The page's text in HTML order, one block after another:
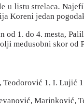
u listu strelaca.
Koreni jedan
1. do 4. mesta,
međusobni skor od
1, I. Lujić
Marinković,